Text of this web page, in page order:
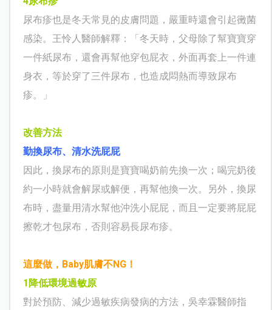
尿布疹也是冬天常見的皮膚問題，嚴重時還會引起黴菌
感染。 王怜人醫師解釋：「 冬天時，父母除了幫寶寶穿
一件紙尿布，還會再幫他穿包屁衣，外面再套上一件連
身衣，等於穿了三件尿布，也造成悶熱而導致尿布
疹。」
改善方法
勤換尿布、清水洗屁屁
因此，換尿布的原則是寶寶喝奶前先換一次；喝完奶後
約一小時就會解尿或解便，再幫他換一次。另外，換尿
布時，盡量用清水幫他沖洗小屁屁，而且一定要將屁屁
擦乾才包尿布，否則容易長尿布疹。
這麼做，Baby肌膚不NG！
1 降低環境過敏原
對於預防、減少過敏疾病發病的方法，吳幸霖醫師指